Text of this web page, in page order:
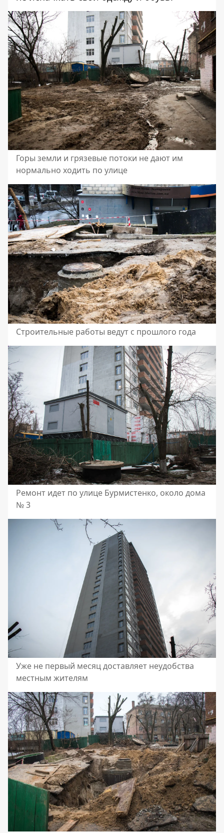
Горы земли и грязевые потоки не дают им
нормально ходить по улице
Строительные работы ведут с прошлого года
Ремонт идет по улице Бурмистенко, около дома
№ 3
Уже не первый месяц доставляет неудобства
местным жителям